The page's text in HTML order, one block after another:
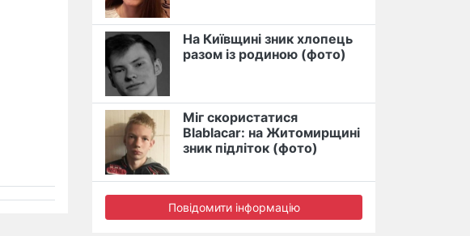
На Київщині зник хлопець
разом із родиною (фото)
Міг скористатися
Blablacar: на Житомирщині
зник підліток (фото)
Повідомити інформацію